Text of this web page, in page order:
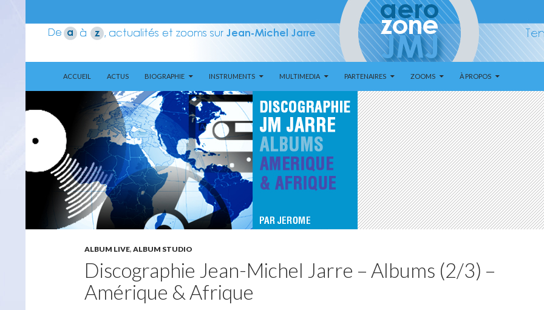
Aerozone JMJ
ACCUEIL
ACTUS BIOGRAPHIE INSTRUMENTS MULTIMEDIA PARTENAIRES ZOOMS À PROPOS
ALBUM LIVE, ALBUM STUDIO
Discographie Jean-Michel Jarre – Albums (2/3) –
Amérique & Afrique